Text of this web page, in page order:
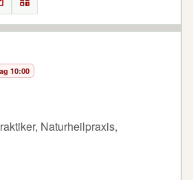
10:00
Naturheilpraxis,